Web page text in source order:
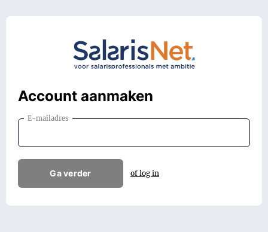
Account aanmaken
E-mailadres
Ga verder of log in